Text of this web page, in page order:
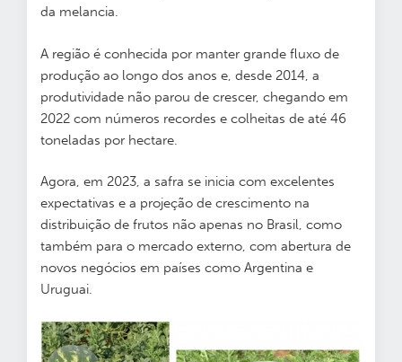
da melancia.
A região é conhecida por manter grande fluxo de
produção ao longo dos anos e, desde 2014, a
produtividade não parou de crescer, chegando em
2022 com números recordes e colheitas de até 46
toneladas por hectare.
Agora, em 2023, a safra se inicia com excelentes
expectativas e a projeção de crescimento na
distribuição de frutos não apenas no Brasil, como
também para o mercado externo, com abertura de
novos negócios em países como Argentina e
Uruguai.